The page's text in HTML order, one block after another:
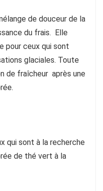
de douceur de la
du frais. Elle
pour ceux qui sont
glaciales. Toute
de fraîcheur après une
qui sont à la recherche
de thé vert à la